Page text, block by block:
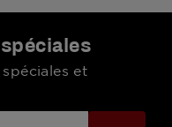
et